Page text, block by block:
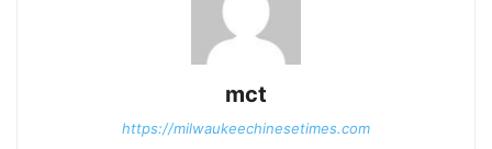
mct
https://milwaukeechinesetimes.com